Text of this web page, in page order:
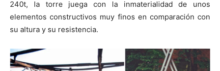
240t, la torre juega con la inmaterialidad de unos
elementos constructivos muy finos en comparación con
su altura y su resistencia.